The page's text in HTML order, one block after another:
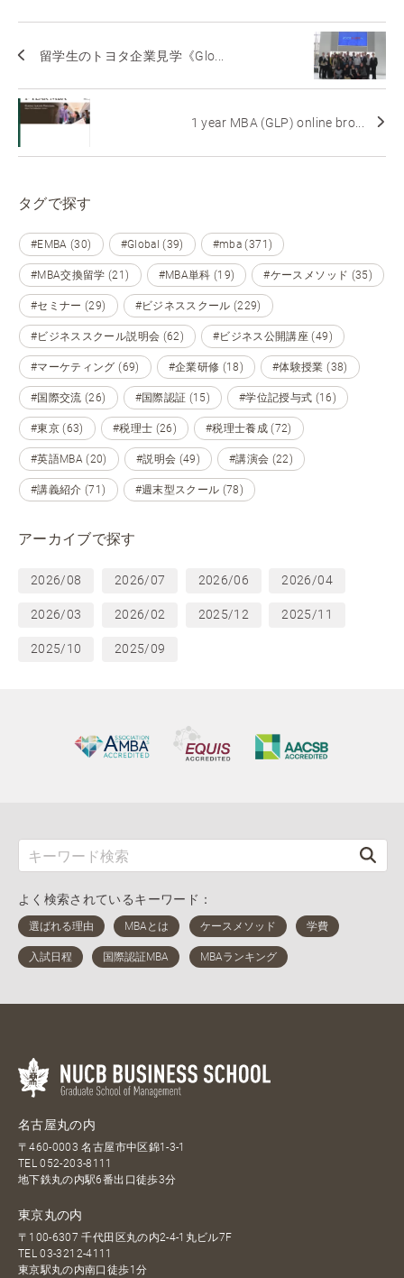
留学生のトヨタ企業見学《Glo...
1 year MBA (GLP) online bro...
タグで探す
#EMBA (30) #Global (39) #mba (371)
#MBA交換留学 (21) #MBA単科 (19) #ケースメソッド (35)
#セミナー (29) #ビジネススクール (229)
#ビジネススクール説明会 (62) #ビジネス公開講座 (49)
#マーケティング (69) #企業研修 (18) #体験授業 (38)
#国際交流 (26) #国際認証 (15) #学位記授与式 (16)
#東京 (63) #税理士 (26) #税理士養成 (72)
#英語MBA (20) #説明会 (49) #講演会 (22)
#講義紹介 (71) #週末型スクール (78)
アーカイブで探す
2026/08 2026/07 2026/06 2026/04
2026/03 2026/02 2025/12 2025/11
2025/10 2025/09
よく検索されているキーワード：
名古屋丸の内
〒460-0003 名古屋市中区錦1-3-1
TEL052-203-8111
地下鉄丸の内駅6番出口徒歩3分
東京丸の内
〒100-6307 千代田区丸の内2-4-1丸ビル7F
TEL03-3212-4111
東京駅丸の内南口徒歩1分